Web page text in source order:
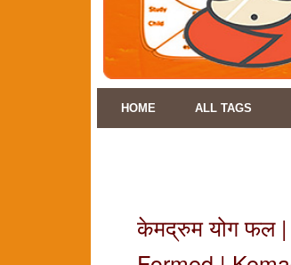
HOME ALL TAGS
केमद्रुम योग फल